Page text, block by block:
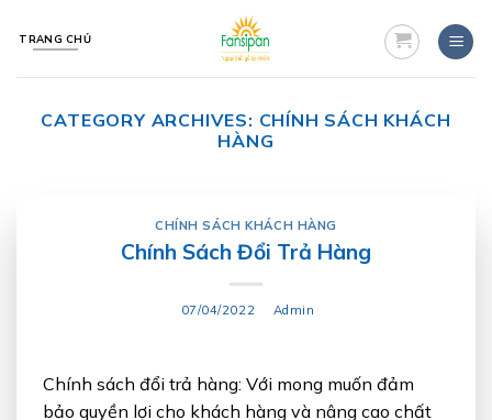
TRANG CHỦ
CATEGORY ARCHIVES: CHÍNH SÁCH KHÁCH
HÀNG
CHÍNH SÁCH KHÁCH HÀNG
Chính Sách Đổi Trả Hàng
07/04/2022 Admin
Chính sách đổi trả hàng: Với mong muốn đảm
bảo quyền lợi cho khách hàng và nâng cao chất